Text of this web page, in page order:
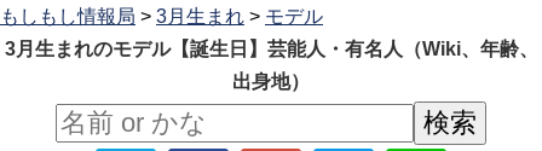
もしもし情報局 > 3月生まれ > モデル
3月生まれのモデル【誕生日】芸能人・有名人（Wiki、年齢、
出身地）